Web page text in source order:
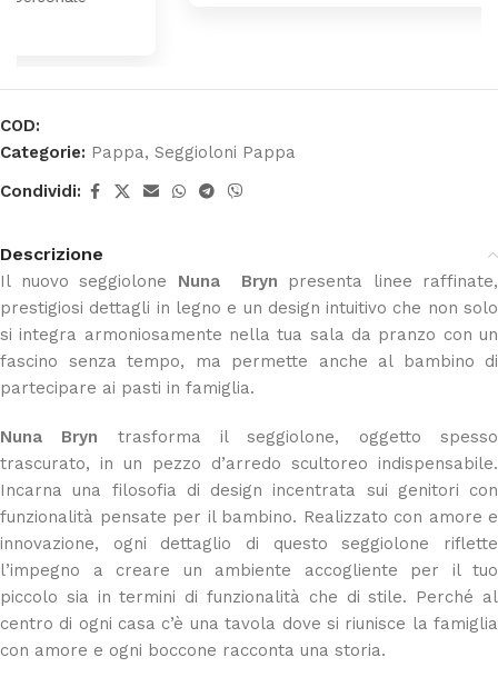
COD:
Categorie: Pappa, Seggioloni Pappa
Condividi:
Descrizione
Il nuovo seggiolone Nuna Bryn presenta linee raffinate,
prestigiosi dettagli in legno e un design intuitivo che non solo
si integra armoniosamente nella tua sala da pranzo con un
fascino senza tempo, ma permette anche al bambino di
partecipare ai pasti in famiglia.
Nuna Bryn trasforma il seggiolone, oggetto spesso
trascurato, in un pezzo d’arredo scultoreo indispensabile.
Incarna una filosofia di design incentrata sui genitori con
funzionalità pensate per il bambino. Realizzato con amore e
innovazione, ogni dettaglio di questo seggiolone riflette
l’impegno a creare un ambiente accogliente per il tuo
piccolo sia in termini di funzionalità che di stile. Perché al
centro di ogni casa c’è una tavola dove si riunisce la famiglia
con amore e ogni boccone racconta una storia.